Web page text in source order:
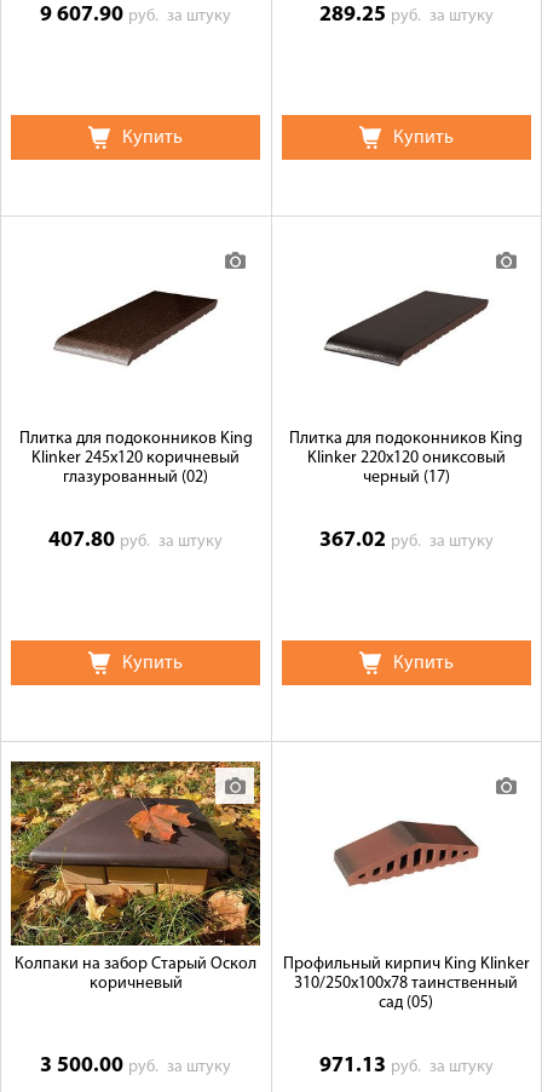
9 607.90 руб.за штуку
Купить
289.25 руб. за штуку
Купить
Плитка для подоконников King
Klinker 245х120 коричневый
глазурованный (02)
407.80 руб.за штуку
Купить
Плитка для подоконников King
Klinker 220х120 ониксовый
черный (17)
367.02 руб. за штуку
Купить
Колпаки на забор Старый Оскол
коричневый
3 500.00 руб.за штуку
Профильный кирпич King Klinker
310/250x100x78 таинственный
сад (05)
971.13 руб. за штуку